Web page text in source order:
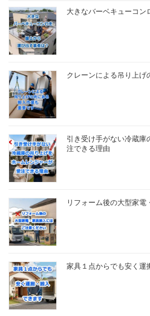
大きなバーベキューコン
クレーンによる吊り上げ
引き受け手がない冷蔵庫
注できる理由
リフォーム後の大型家電
家具１点からでも安く運